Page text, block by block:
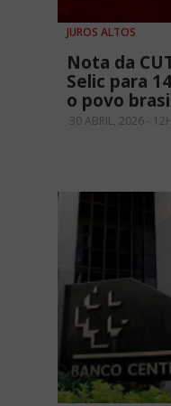
JUROS ALTOS
Nota da
Selic para
o povo
30 ABRIL, 2026 -